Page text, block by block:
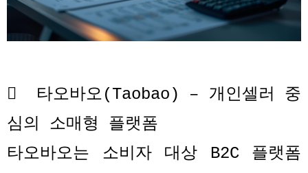
 타오바오(Taobao) – 개인셀러 중
심의 소매형 플랫폼
타오바오는 소비자 대상 B2C 플랫폼